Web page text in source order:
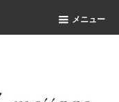
メニュー